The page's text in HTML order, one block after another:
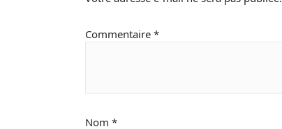
Commentaire *
Nom *